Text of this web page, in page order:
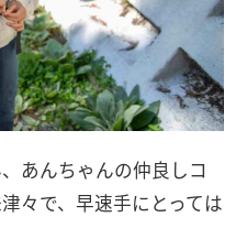
あんちゃんの仲良しコ
々で、早速手にとっては